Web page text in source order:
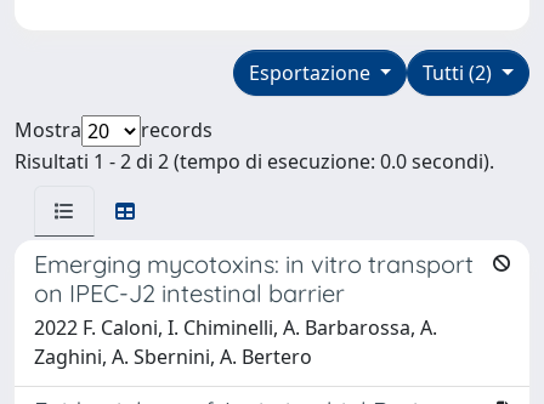
Tutti (2)
Esportazione
Mostra
records
Risultati 1 - 2 di 2 (tempo di esecuzione: 0.0 secondi).
Emerging mycotoxins: in vitro transport
on IPEC-J2 intestinal barrier
2022 F. Caloni, I. Chiminelli, A. Barbarossa, A.
Zaghini, A. Sbernini, A. Bertero